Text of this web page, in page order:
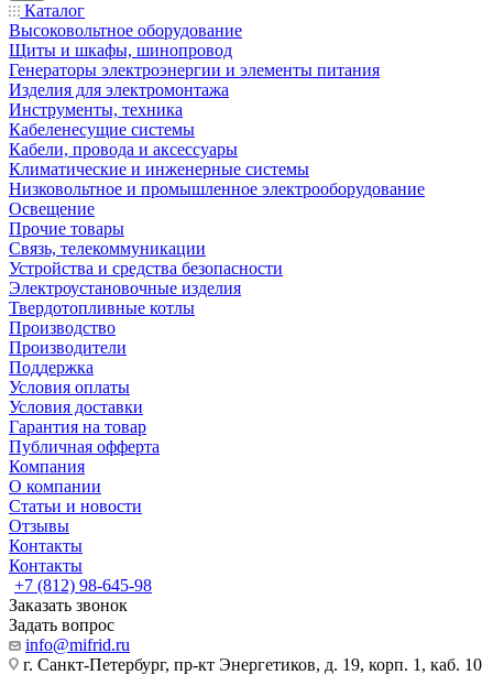
Каталог
Высоковольтное оборудование
Щиты и шкафы, шинопровод
Генераторы электроэнергии и элементы питания
Изделия для электромонтажа
Инструменты, техника
Кабеленесущие системы
Кабели, провода и аксессуары
Климатические и инженерные системы
Низковольтное и промышленное электрооборудование
Освещение
Прочие товары
Связь, телекоммуникации
Устройства и средства безопасности
Электроустановочные изделия
Твердотопливные котлы
Производство
Производители
Поддержка
Условия оплаты
Условия доставки
Гарантия на товар
Публичная офферта
Компания
О компании
Статьи и новости
Отзывы
Контакты
Контакты
+7 (812) 98-645-98
Заказать звонок
Задать вопрос
info@mifrid.ru
г. Санкт-Петербург, пр-кт Энергетиков, д. 19, корп. 1, каб. 10